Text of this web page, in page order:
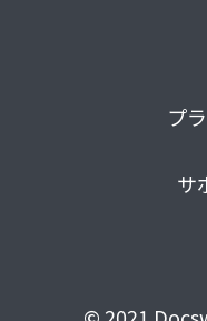
プ
サ